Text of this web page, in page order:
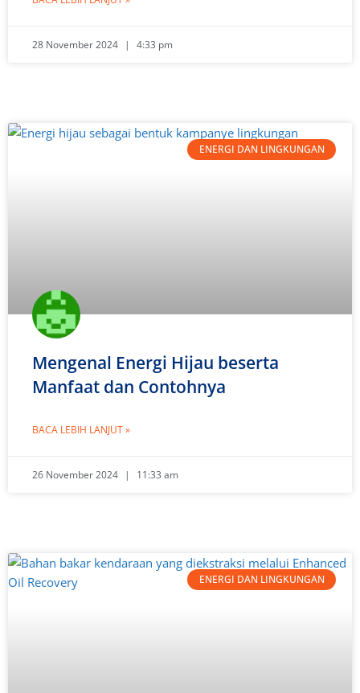
28 November 2024 4:33 pm
ENERGI DAN LINGKUNGAN
Mengenal Energi Hijau beserta
Manfaat dan Contohnya
BACA LEBIH LANJUT »
26 November 2024 11:33 am
ENERGI DAN LINGKUNGAN